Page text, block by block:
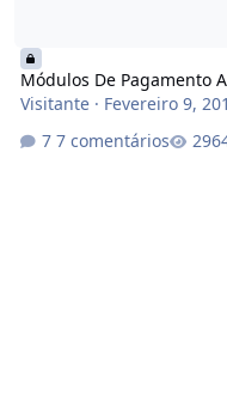
Módulos De Pagamento
Visitante· Fevereiro 9,
7 comentários